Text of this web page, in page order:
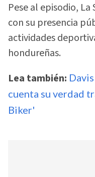
Pese al episodio,
con su presencia
actividades
hondureñas.
Lea también:
cuenta su verdad
Biker'